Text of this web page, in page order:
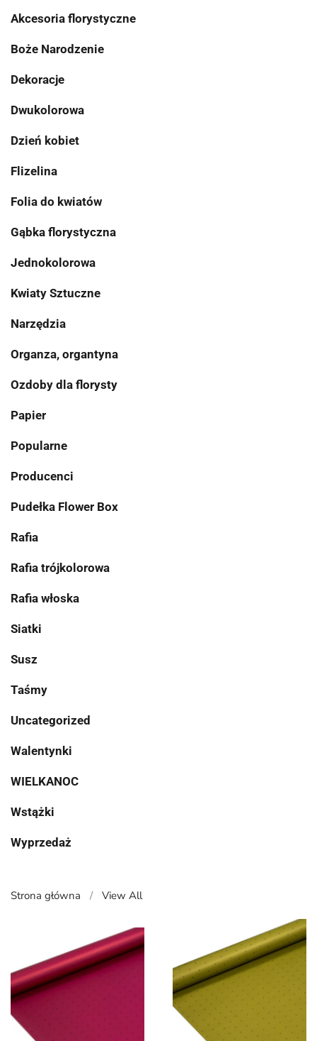
Akcesoria florystyczne
Boże Narodzenie
Dekoracje
Dwukolorowa
Dzień kobiet
Flizelina
Folia do kwiatów
Gąbka florystyczna
Jednokolorowa
Kwiaty Sztuczne
Narzędzia
Organza, organtyna
Ozdoby dla florysty
Papier
Popularne
Producenci
Pudełka Flower Box
Rafia
Rafia trójkolorowa
Rafia włoska
Siatki
Susz
Taśmy
Uncategorized
Walentynki
WIELKANOC
Wstążki
Wyprzedaż
Strona główna View All